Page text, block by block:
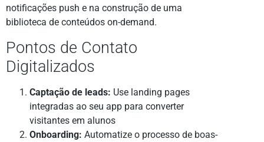
notificações push e na construção de uma
biblioteca de conteúdos on-demand.
Pontos de Contato
Digitalizados
Captação de leads: Use landing pages
integradas ao seu app para converter
visitantes em alunos
Onboarding: Automatize o processo de boas-